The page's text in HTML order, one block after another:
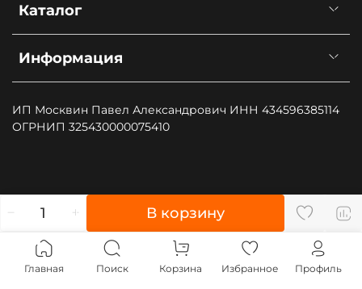
В корзину
Каталог
Информация
ИП Москвин Павел Александрович ИНН 434596385114
ОГРНИП 325430000075410
Главная Поиск Корзина Избранное Профиль
", type: "pageView", start: (new Date()).getTime()});
(function (d, w, id) { if (d.getElementById(id)) return; var
ts = d.createElement("script"); ts.type = "text/javascript";
ts.async = true; ts.id = id; ts.src = "https://top-